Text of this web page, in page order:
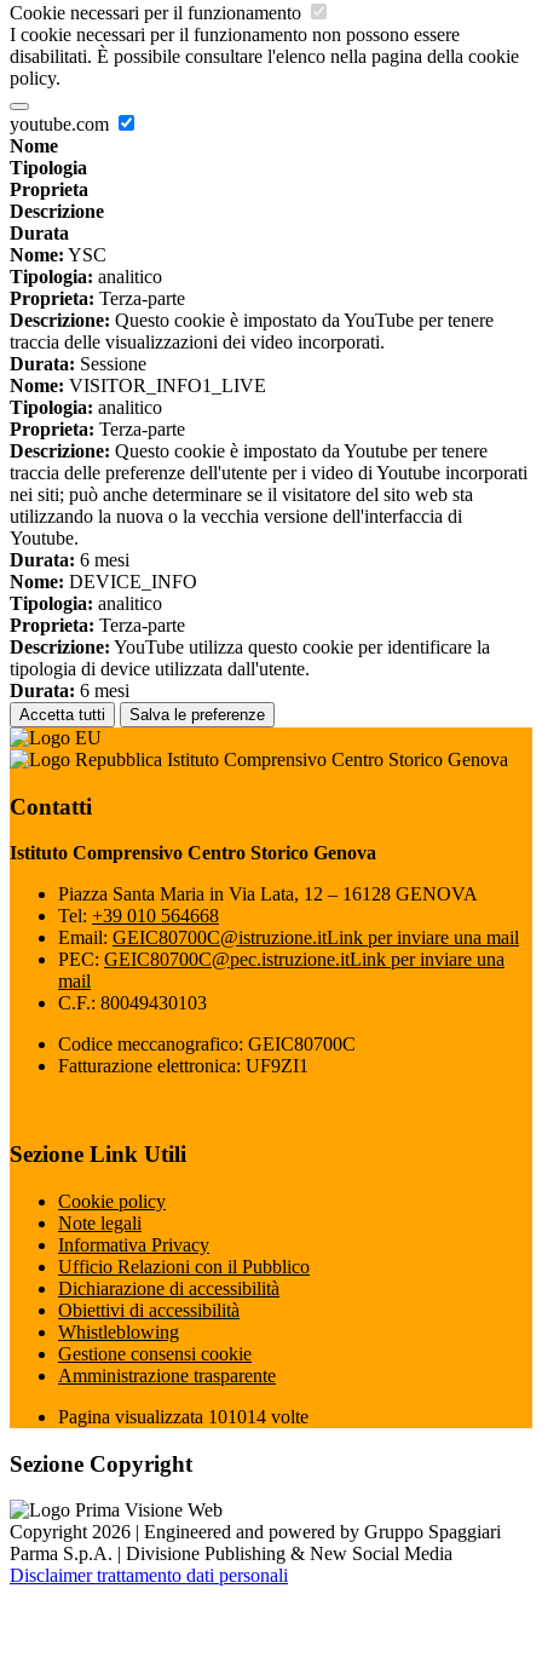
Cookie necessari per il funzionamento
I cookie necessari per il funzionamento non possono essere
disabilitati. È possibile consultare l'elenco nella pagina della cookie
policy.
youtube.com
Nome
Tipologia
Proprieta
Descrizione
Durata
Nome: YSC
Tipologia: analitico
Proprieta: Terza-parte
Descrizione: Questo cookie è impostato da YouTube per tenere
traccia delle visualizzazioni dei video incorporati.
Durata: Sessione
Nome: VISITOR_INFO1_LIVE
Tipologia: analitico
Proprieta: Terza-parte
Descrizione: Questo cookie è impostato da Youtube per tenere
traccia delle preferenze dell'utente per i video di Youtube incorporati
nei siti; può anche determinare se il visitatore del sito web sta
utilizzando la nuova o la vecchia versione dell'interfaccia di
Youtube.
Durata: 6 mesi
Nome: DEVICE_INFO
Tipologia: analitico
Proprieta: Terza-parte
Descrizione: YouTube utilizza questo cookie per identificare la
tipologia di device utilizzata dall'utente.
Durata: 6 mesi
Accetta tutti Salva le preferenze
Istituto Comprensivo Centro Storico Genova
Contatti
Istituto Comprensivo Centro Storico Genova
Piazza Santa Maria in Via Lata, 12 – 16128 GENOVA
Tel: +39 010 564668
Email: GEIC80700C@istruzione.itLink per inviare una mail
PEC: GEIC80700C@pec.istruzione.itLink per inviare una
mail
C.F.: 80049430103
Codice meccanografico: GEIC80700C
Fatturazione elettronica: UF9ZI1
Sezione Link Utili
Cookie policy
Note legali
Informativa Privacy
Ufficio Relazioni con il Pubblico
Dichiarazione di accessibilità
Obiettivi di accessibilità
Whistleblowing
Gestione consensi cookie
Amministrazione trasparente
Pagina visualizzata 101014 volte
Sezione Copyright
Copyright 2026 | Engineered and powered by Gruppo Spaggiari
Parma S.p.A. | Divisione Publishing & New Social Media
Disclaimer trattamento dati personali